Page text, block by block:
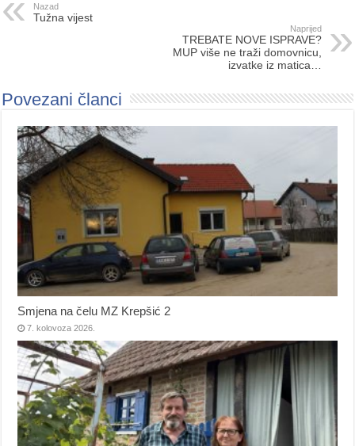
Nazad
Tužna vijest
Naprijed
TREBATE NOVE ISPRAVE?
MUP više ne traži domovnicu,
izvatke iz matica…
Povezani članci
Smjena na čelu MZ Krepšić 2
7. kolovoza 2026.